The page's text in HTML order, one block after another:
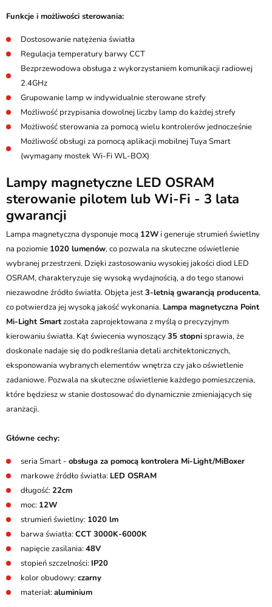
Funkcje i możliwości sterowania:
Dostosowanie natężenia światła
Regulacja temperatury barwy CCT
Bezprzewodowa obsługa z wykorzystaniem komunikacji radiowej
2.4GHz
Grupowanie lamp w indywidualnie sterowane strefy
Możliwość przypisania dowolnej liczby lamp do każdej strefy
Możliwość sterowania za pomocą wielu kontrolerów jednocześnie
Możliwość obsługi za pomocą aplikacji mobilnej Tuya Smart
(wymagany mostek Wi-Fi WL-BOX)
Lampy magnetyczne LED OSRAM
sterowanie pilotem lub Wi-Fi - 3 lata
gwarancji
Lampa magnetyczna dysponuje mocą 12W i generuje strumień świetlny
na poziomie 1020 lumenów, co pozwala na skuteczne oświetlenie
wybranej przestrzeni. Dzięki zastosowaniu wysokiej jakości diod LED
OSRAM, charakteryzuje się wysoką wydajnością, a do tego stanowi
niezawodne źródło światła. Objęta jest3-letnią gwarancją producenta,
co potwierdza jej wysoką jakość wykonania. Lampa magnetyczna Point
Mi-Light Smartzostała zaprojektowana z myślą o precyzyjnym
kierowaniu światła. Kąt świecenia wynoszący35 stopnisprawia, że
doskonale nadaje się do podkreślania detali architektonicznych,
eksponowania wybranych elementów wnętrza czy jako oświetlenie
zadaniowe. Pozwala na skuteczne oświetlenie każdego pomieszczenia,
które będziesz w stanie dostosować do dynamicznie zmieniających się
aranżacji.
Główne cechy:
seria Smart - obsługa za pomocą kontrolera Mi-Light/MiBoxer
markowe źródło światła: LED OSRAM
długość:22cm
moc: 12W
strumień świetlny: 1020 lm
barwa światła:CCT 3000K-6000K
napięcie zasilania:48V
stopień szczelności: IP20
kolor obudowy:czarny
materiał:aluminium